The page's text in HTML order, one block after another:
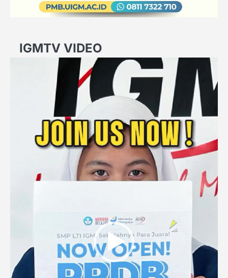
IGMTV VIDEO